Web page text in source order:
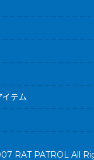
イテム
RAT PATROL All